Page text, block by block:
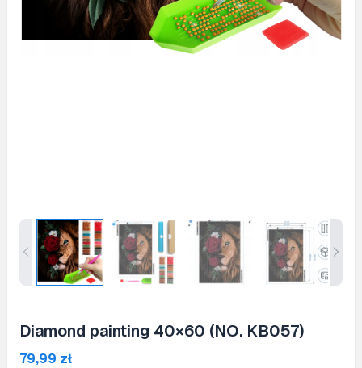
Diamond painting 40×60 (NO. KB057)
79,99 zł